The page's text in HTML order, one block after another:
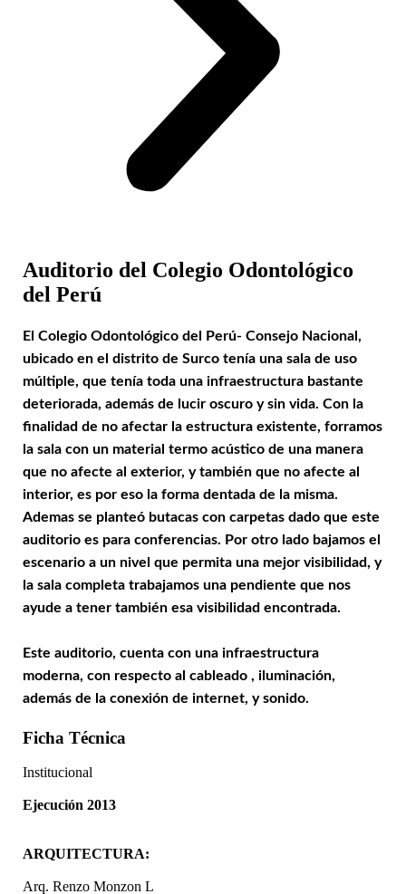
Auditorio del Colegio Odontológico
del Perú
El Colegio Odontológico del Perú- Consejo Nacional,
ubicado en el distrito de Surco tenía una sala de uso
múltiple, que tenía toda una infraestructura bastante
deteriorada, además de lucir oscuro y sin vida. Con la
finalidad de no afectar la estructura existente, forramos
la sala con un material termo acústico de una manera
que no afecte al exterior, y también que no afecte al
interior, es por eso la forma dentada de la misma.
Ademas se planteó butacas con carpetas dado que este
auditorio es para conferencias. Por otro lado bajamos el
escenario a un nivel que permita una mejor visibilidad, y
la sala completa trabajamos una pendiente que nos
ayude a tener también esa visibilidad encontrada.
Este auditorio, cuenta con una infraestructura
moderna, con respecto al cableado , iluminación,
además de la conexión de internet, y sonido.
Ficha Técnica
Institucional
Ejecución 2013
ARQUITECTURA:
Arq. Renzo Monzon L